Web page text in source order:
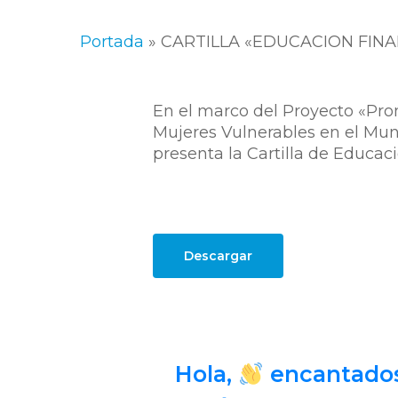
Portada » CARTILLA «EDUCACION
En el marco del Proyecto
Mujeres Vulnerables en el
presenta la Cartilla de
Descargar
Hola, encantado